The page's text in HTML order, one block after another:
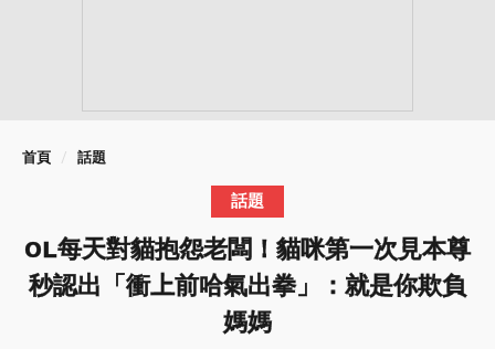
首頁 話題
話題
OL每天對貓抱怨老闆！貓咪第一次見本尊
秒認出「衝上前哈氣出拳」：就是你欺負
媽媽